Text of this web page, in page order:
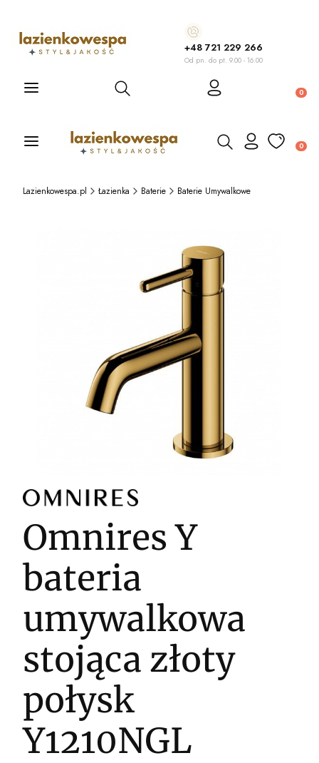
+48 721 229 266
Od pn. do pt. 9.00 - 16.00
Otwórz wyszukiwarkę
Otwórz wyszukiwarkę
Lazienkowespa.pl Łazienka Baterie Baterie Umywalkowe
Omnires Y
bateria
umywalkowa
stojąca złoty
połysk
Y1210NGL